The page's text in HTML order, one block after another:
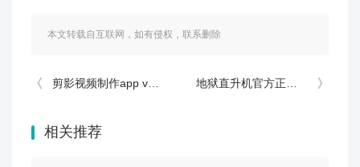
本文转载自互联网，如有侵权，联系删除
剪影视频制作app v5.0.7 地狱直升机官方正版 v1.8.65
相关推荐